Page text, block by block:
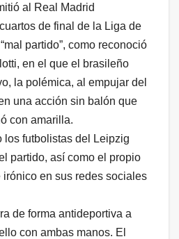
al Real Madrid
de final de la Liga de
partido”, como reconoció
en el que el brasileño
la polémica, al empujar del
una acción sin balón que
con amarilla.
los futbolistas del Leipzig
partido, así como el propio
en sus redes sociales
de forma antideportiva a
con ambas manos. El